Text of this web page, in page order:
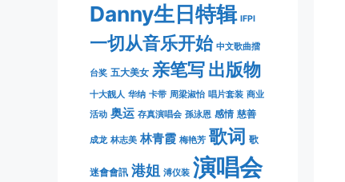
Danny生日特辑 IFPI
一切从音乐开始 中文歌曲擂
台奖 五大美女 亲笔写出版物
十大靓人 华纳 卡带 周梁淑怡 唱片套装 商业
活动 奥运 存真演唱会 孫泳恩 感情 慈善
成龙 林志美 林青霞 梅艳芳 歌词 歌
迷會會訊 港姐 溥仪装 演唱会